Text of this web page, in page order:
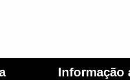
Informação